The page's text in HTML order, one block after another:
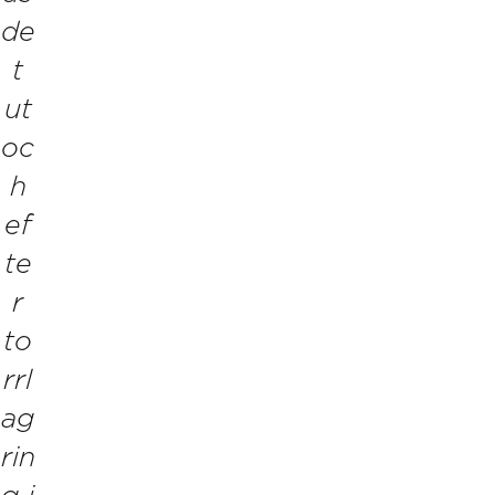
de
t
ut
oc
h
ef
te
r
to
rrl
ag
rin